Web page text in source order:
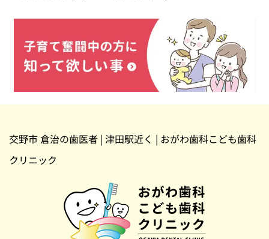
交野市 倉治の歯医者 | 津田駅近く | おがわ歯科こども歯科
クリニック